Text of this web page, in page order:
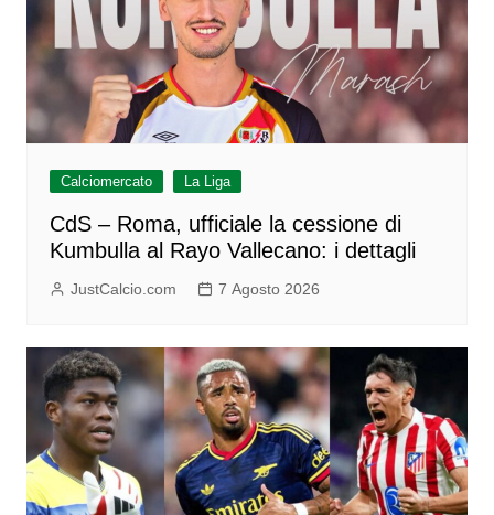
Calciomercato La Liga
CdS – Roma, ufficiale la cessione di
Kumbulla al Rayo Vallecano: i dettagli
JustCalcio.com 7 Agosto 2026